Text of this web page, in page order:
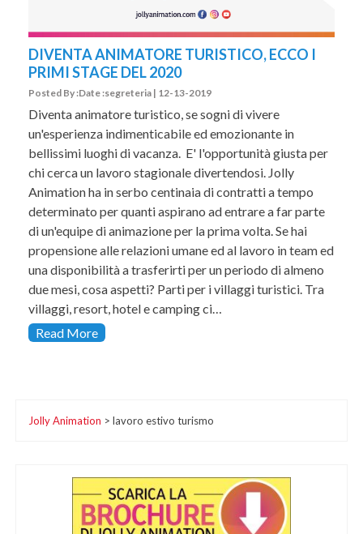
DIVENTA ANIMATORE TURISTICO, ECCO I
PRIMI STAGE DEL 2020
Posted By :Date :segreteria | 12-13-2019
Diventa animatore turistico, se sogni di vivere
un'esperienza indimenticabile ed emozionante in
bellissimi luoghi di vacanza. E' l'opportunità giusta per
chi cerca un lavoro stagionale divertendosi. Jolly
Animation ha in serbo centinaia di contratti a tempo
determinato per quanti aspirano ad entrare a far parte
di un'equipe di animazione per la prima volta. Se hai
propensione alle relazioni umane ed al lavoro in team ed
una disponibilità a trasferirti per un periodo di almeno
due mesi, cosa aspetti? Parti per i villaggi turistici. Tra
villaggi, resort, hotel e camping ci…
Read More
Jolly Animation > lavoro estivo turismo